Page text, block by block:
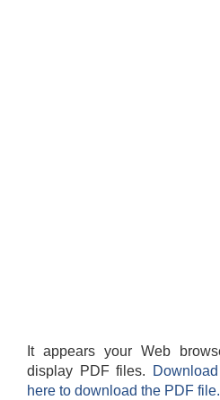
It appears your Web
display PDF files.
here to download the PDF file.